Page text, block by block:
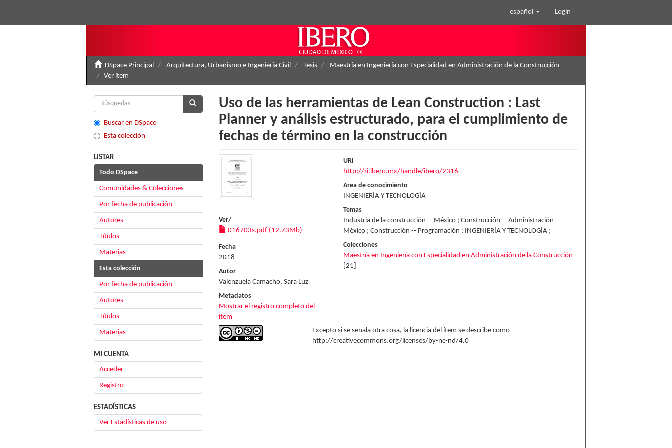
español Login
DSpace Principal Arquitectura, Urbanismo e Ingeniería Civil Tesis
Maestría en Ingeniería con Especialidad en Administración de la Construcción
Ver ítem
Uso de las herramientas de Lean Construction : Last
Planner y análisis estructurado, para el cumplimiento de
fechas de término en la construcción
Ver/
016703s.pdf (12.73Mb)
Fecha
2018
Autor
Valenzuela Camacho, Sara Luz
Metadatos
Mostrar el registro completo del
ítem
URI
http://ri.ibero.mx/handle/ibero/2316
Area de conocimiento
INGENIERÍA Y TECNOLOGÍA
Temas
Industria de la construcción -- México ; Construcción -- Administración --
México ; Construcción -- Programación ; INGENIERÍA Y TECNOLOGÍA ;
Colecciones
Maestría en Ingeniería con Especialidad en Administración de la Construcción
[21]
Excepto si se señala otra cosa, la licencia del ítem se describe como
http://creativecommons.org/licenses/by-nc-nd/4.0
Buscar en DSpace
Esta colección
LISTAR
Todo DSpace
Comunidades & Colecciones
Por fecha de publicación
Autores
Títulos
Materias
Esta colección
Por fecha de publicación
Autores
Títulos
Materias
MI CUENTA
Acceder
Registro
ESTADÍSTICAS
Ver Estadísticas de uso